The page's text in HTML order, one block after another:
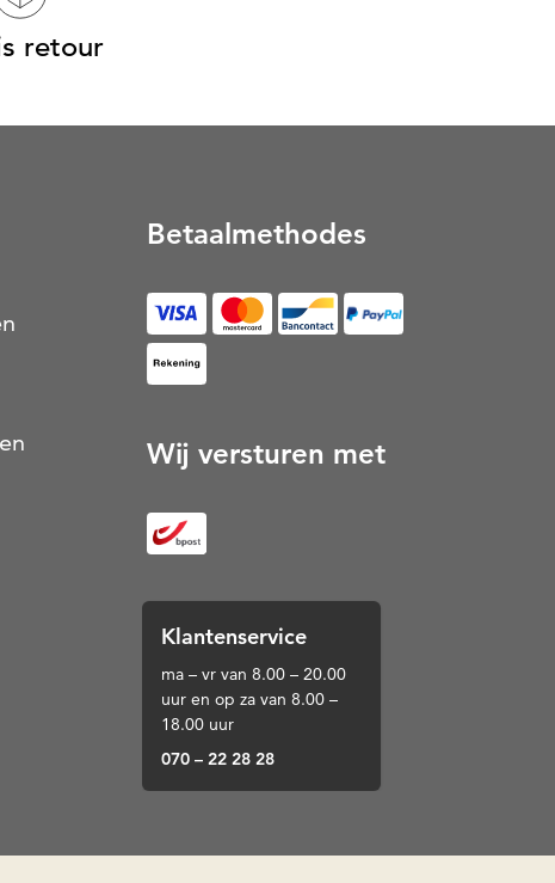
retour
Betaalmethodes
op Rekening (Opent in een nieuw tabblad)
Wij versturen met
Klantenservice
ma – vr van 8.00 – 20.00
uur en op za van 8.00 –
18.00 uur
070 – 22 28 28